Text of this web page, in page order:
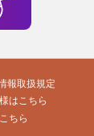
報取扱規定
はこちら
ちら